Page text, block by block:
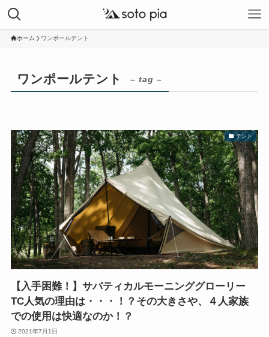
ホーム ワンポールテント
ワンポールテント – tag –
テント
【入手困難！】サバティカルモーニンググローリー
TC人気の理由は・・・！？その大きさや、４人家族
での使用は快適なのか！？
2021年7月1日